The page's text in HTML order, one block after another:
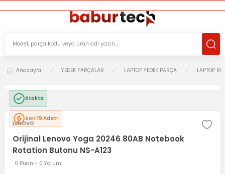
Anasayfa YEDEK PARÇALAR LAPTOP YEDEK PARÇA LAPTOP
Stokta
Son 19 Adet!
LENOVO
Orijinal Lenovo Yoga 20246 80AB Notebook
Rotation Butonu NS-A123
0 Puan - 0 Yorum